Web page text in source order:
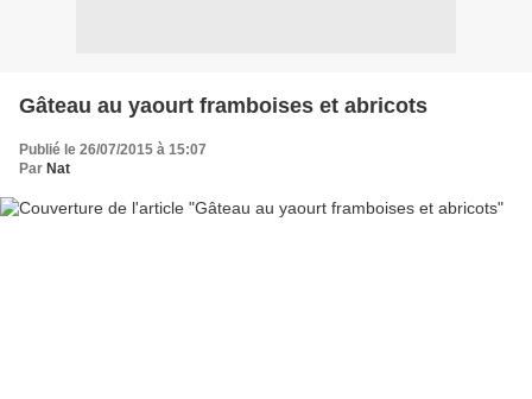
Gâteau au yaourt framboises et abricots
Publié le 26/07/2015 à 15:07
Par Nat